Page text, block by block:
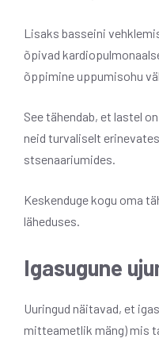
Lisaks basseini
õpivad
õppimine uppumisohu
See tähendab, et lastel
neid turvaliselt
stsenaariumides.
Keskenduge kogu oma
läheduses.
Igasugune
Uuringud näitavad, et
mitteametlik mäng) mis